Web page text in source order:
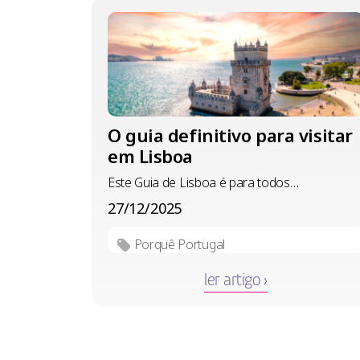
O guia definitivo para visitar
em Lisboa
Este Guia de Lisboa é para todos…
27/12/2025
Porquê Portugal
ler artigo ›